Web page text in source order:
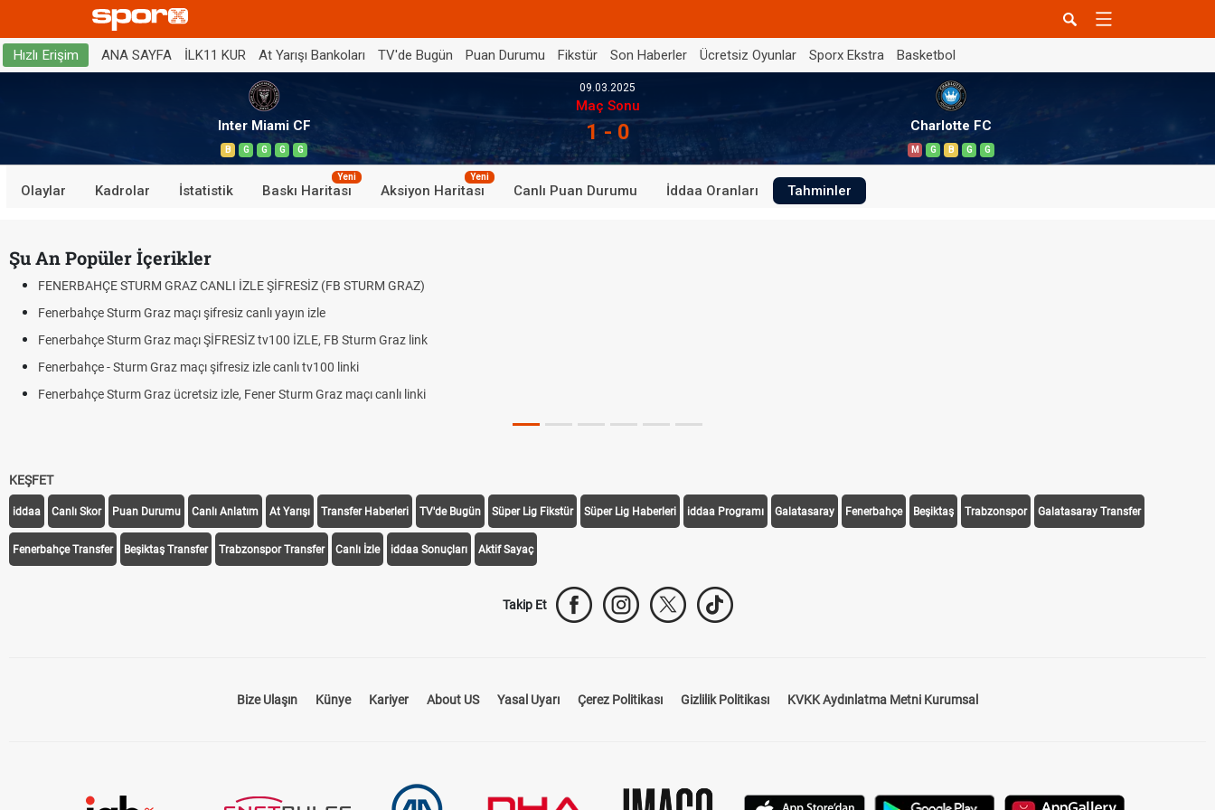
Hızlı Erişim ANA SAYFA İLK11 KUR At Yarışı Bankoları TV'de Bugün Puan Durumu Fikstür Son Haberler Ücretsiz Oyunlar Sporx Ekstra Basketbol
Inter Miami CF
B G G G G
09.03.2025
Maç Sonu
1 - 0 Charlotte FC
M G B G G
Olaylar Kadrolar İstatistik Baskı Haritası
Yeni
Aksiyon Haritası
Yeni
Canlı Puan Durumu İddaa Oranları Tahminler
Şu An Popüler İçerikler
FENERBAHÇE STURM GRAZ CANLI İZLE ŞİFRESİZ (FB STURM GRAZ)
Fenerbahçe Sturm Graz maçı şifresiz canlı yayın izle
Fenerbahçe Sturm Graz maçı ŞİFRESİZ tv100 İZLE, FB Sturm Graz link
Fenerbahçe - Sturm Graz maçı şifresiz izle canlı tv100 linki
Fenerbahçe Sturm Graz ücretsiz izle, Fener Sturm Graz maçı canlı linki
KEŞFET
iddaa Canlı Skor Puan Durumu Canlı Anlatım At Yarışı Transfer Haberleri TV'de Bugün Süper Lig Fikstür Süper Lig Haberleri iddaa Programı Galatasaray Fenerbahçe Beşiktaş Trabzonspor Galatasaray Transfer
Fenerbahçe Transfer Beşiktaş Transfer Trabzonspor Transfer Canlı İzle iddaa Sonuçları Aktif Sayaç
Takip Et
Bize Ulaşın Künye Kariyer About US Yasal Uyarı Çerez Politikası Gizlilik Politikası KVKK Aydınlatma Metni Kurumsal